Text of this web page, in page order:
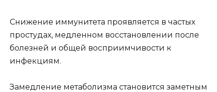
Снижение иммунитета проявляется в частых
простудах, медленном восстановлении после
болезней и общей восприимчивости к
инфекциям.
Замедление метаболизма становится заметным